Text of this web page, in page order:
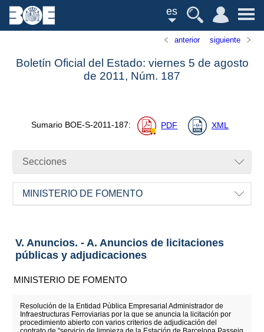
es
anterior siguiente
Boletín Oficial del Estado: viernes 5 de agosto
de 2011, Núm. 187
Sumario BOE-S-2011-187: PDF XML
Secciones
MINISTERIO DE FOMENTO
V. Anuncios. - A. Anuncios de licitaciones
públicas y adjudicaciones
MINISTERIO DE FOMENTO
Resolución de la Entidad Pública Empresarial Administrador de
Infraestructuras Ferroviarias por la que se anuncia la licitación por
procedimiento abierto con varios criterios de adjudicación del